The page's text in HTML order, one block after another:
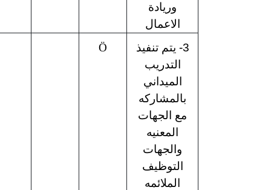
وريادة
الاعمال
3- يتم تنفيذ
التدريب
الميداني
بالمشاركه
مع الجهات
المعنيه
والجهات
التوظيف
الملائمه